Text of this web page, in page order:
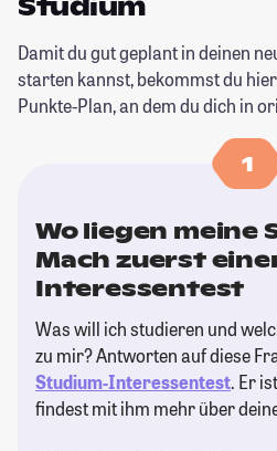
Studium
Damit du gut geplant in deinen
starten kannst, bekommst du
Punkte-Plan, an dem du dich in
1
Wo liegen meine
Mach zuerst
Interessentest
Was will ich studieren und
zu mir? Antworten auf diese
Studium-Interessentest. Er
findest mit ihm mehr über